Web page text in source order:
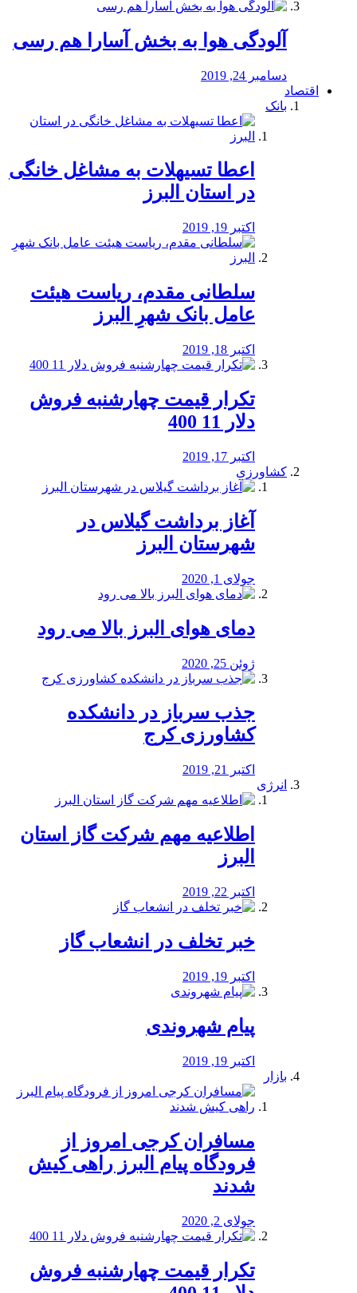
آلودگی هوا به بخش آسارا هم رسی
دسامبر 24, 2019
اقتصاد
بانک
️اعطا تسیهلات به مشاغل خانگی
در استان البرز
اکتبر 19, 2019
سلطانی مقدم، ریاست هیئت
عامل بانک شهرِ البرز
اکتبر 18, 2019
تکرار قیمت چهارشنبه فروش
دلار 11 400
اکتبر 17, 2019
کشاورزی
آغاز برداشت گیلاس در
شهرستان البرز
جولای 1, 2020
دمای هوای البرز بالا می رود
ژوئن 25, 2020
جذب سرباز در دانشکده
کشاورزی کرج
اکتبر 21, 2019
انرژی
️اطلاعیه مهم شرکت گاز استان
البرز
اکتبر 22, 2019
خبر تخلف در انشعاب گاز
اکتبر 19, 2019
پیام شهروندی
اکتبر 19, 2019
بازار
مسافران کرجی امروز از
فرودگاه پیام البرز راهی کیش
شدند
جولای 2, 2020
تکرار قیمت چهارشنبه فروش